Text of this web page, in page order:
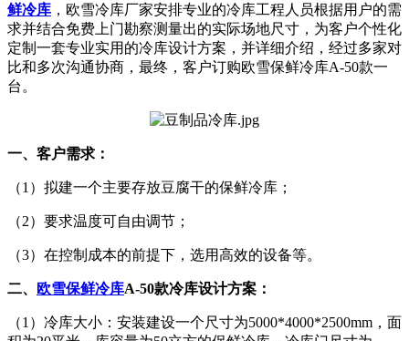
鲜冷库 ，欧雪冷库厂家安排专业的冷库工程人员根据用户的需
求并结合免费上门勘察测量出的实际场地尺寸，为客户个性化
定制一套专业实用的冷库设计方案，并详细介绍，经过多家对
比和多次沟通协商，最终，客户订购欧雪保鲜冷库A-50款一
台。
一、客户需求：
（1）拟建一个主要存放豆腐干的保鲜冷库；
（2）要求温度可自由调节；
（3）在控制成本的前提下，选用高效的设备等。
二、 欧雪保鲜冷库A-50款冷库设计方案：
（1）冷库大小：安装建设一个尺寸为5000*4000*2500mm，面